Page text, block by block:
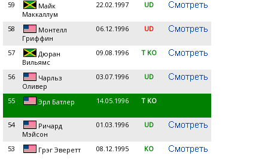
59
Майк
Маккаллум
22.02.1997 UD
58
Монтелл
Гриффин
06.12.1996 UD
57
Дюран
Вильямс
09.08.1996 T KO
56
Чарльз
Оливер
03.07.1996 UD
55 Эрл Батлер 14.05.1996 T KO
54
Ричард
Мэйсон
01.03.1996 UD
53 Грэг Эверетт 08.12.1995 KO